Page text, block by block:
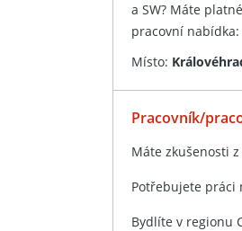
a SW? Máte
pracovní nabídka:
Místo:
Pracovník/
Máte zkušenosti z
Potřebujete práci
Bydlíte v regionu